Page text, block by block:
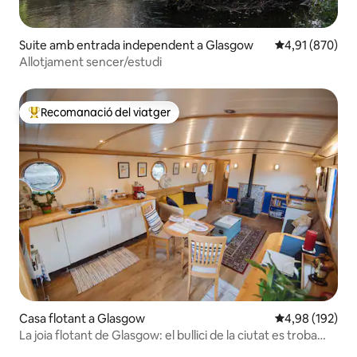
Suite amb entrada independent a Glasgow 4,91 de
4,91 (870)
Allotjament sencer/estudi
Principals recomanacions dels viatgers
Recomanació del viatger
Casa flotant a Glasgow 4,98 de
4,98 (192)
La joia flotant de Glasgow: el bullici de la ciutat es troba